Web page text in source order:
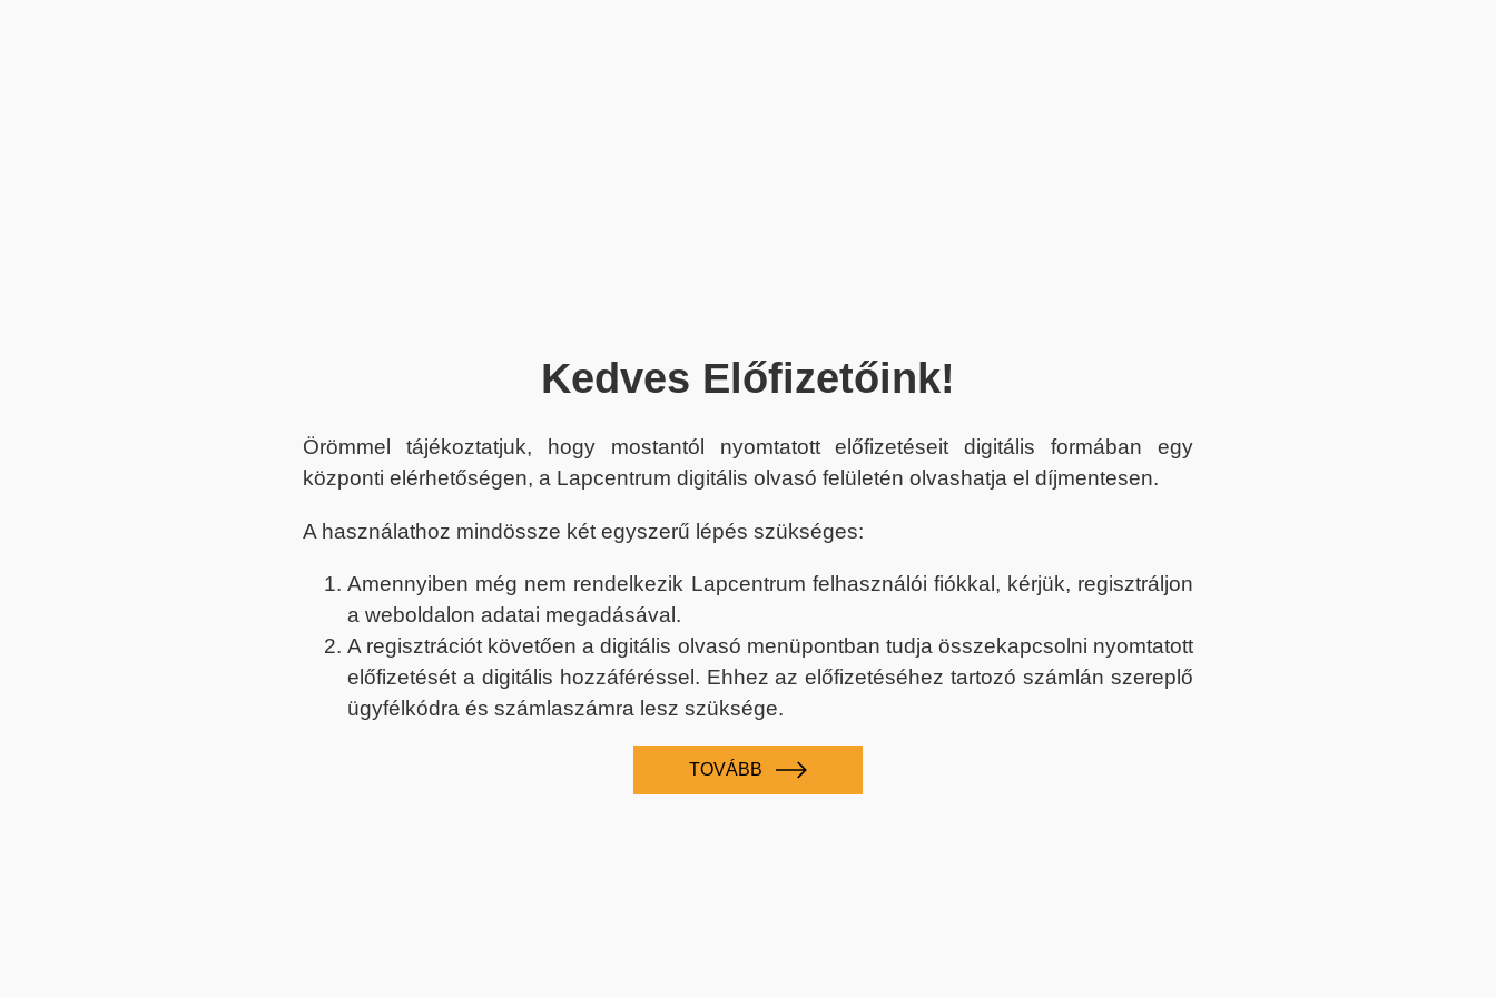
Kedves Előfizetőink!
Örömmel tájékoztatjuk, hogy mostantól nyomtatott előfizetéseit digitális formában egy
központi elérhetőségen, a Lapcentrum digitális olvasó felületén olvashatja el díjmentesen.
A használathoz mindössze két egyszerű lépés szükséges:
Amennyiben még nem rendelkezik Lapcentrum felhasználói fiókkal, kérjük, regisztráljon
a weboldalon adatai megadásával.
A regisztrációt követően a digitális olvasó menüpontban tudja összekapcsolni nyomtatott
előfizetését a digitális hozzáféréssel. Ehhez az előfizetéséhez tartozó számlán szereplő
ügyfélkódra és számlaszámra lesz szüksége.
TOVÁBB